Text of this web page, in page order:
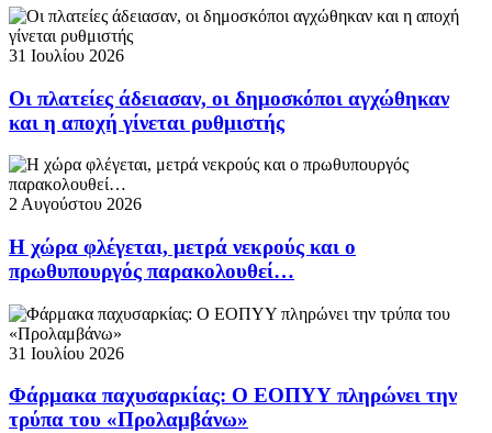
31 Ιουλίου 2026
Οι πλατείες άδειασαν, οι δημοσκόποι αγχώθηκαν
και η αποχή γίνεται ρυθμιστής
2 Αυγούστου 2026
Η χώρα φλέγεται, μετρά νεκρούς και ο
πρωθυπουργός παρακολουθεί…
31 Ιουλίου 2026
Φάρμακα παχυσαρκίας: Ο ΕΟΠΥΥ πληρώνει την
τρύπα του «Προλαμβάνω»